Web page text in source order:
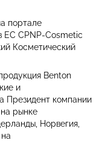
портале
ЕС CPNP-Cosmetic
Косметический
Benton
и
Президент компании
рынке
Норвегия,